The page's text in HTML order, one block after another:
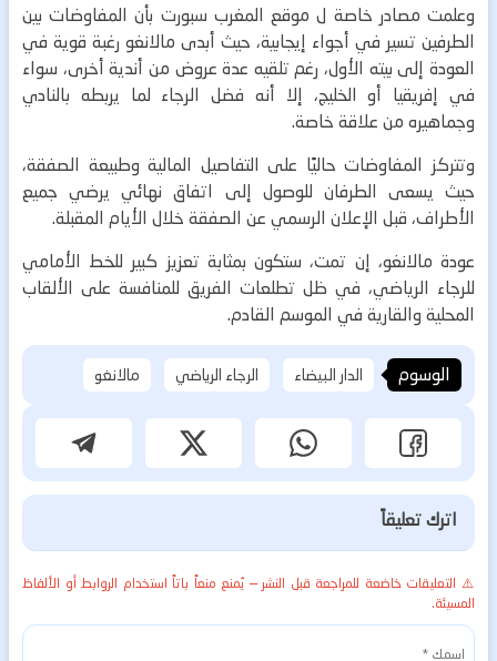
وعلمت مصادر خاصة ل موقع المغرب سبورت بأن المفاوضات بين
الطرفين تسير في أجواء إيجابية، حيث أبدى مالانغو رغبة قوية في
العودة إلى بيته الأول، رغم تلقيه عدة عروض من أندية أخرى، سواء
في إفريقيا أو الخليج، إلا أنه فضل الرجاء لما يربطه بالنادي
وجماهيره من علاقة خاصة.
وتتركز المفاوضات حاليًا على التفاصيل المالية وطبيعة الصفقة،
حيث يسعى الطرفان للوصول إلى اتفاق نهائي يرضي جميع
الأطراف، قبل الإعلان الرسمي عن الصفقة خلال الأيام المقبلة.
عودة مالانغو، إن تمت، ستكون بمثابة تعزيز كبير للخط الأمامي
للرجاء الرياضي، في ظل تطلعات الفريق للمنافسة على الألقاب
المحلية والقارية في الموسم القادم.
الوسوم الدار البيضاء الرجاء الرياضي مالانغو
اترك تعليقاً
⚠️ التعليقات خاضعة للمراجعة قبل النشر — يُمنع منعاً باتاً استخدام الروابط أو الألفاظ
المسيئة.